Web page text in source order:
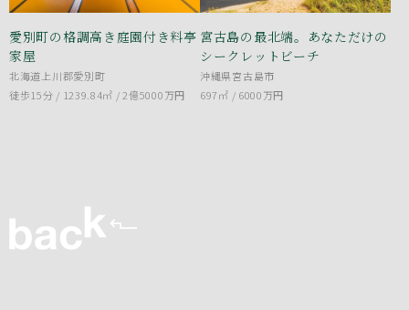
愛別町の格調高き庭園付き料亭
家屋
北海道上川郡愛別町
徒歩15分 / 1239.84㎡ /2億5000万円
宮古島の最北端。あなただけの
シークレットビーチ
沖縄県宮古島市
697㎡ / 6000万円